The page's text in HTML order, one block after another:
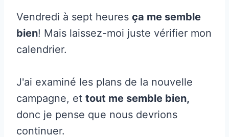
Vendredi à sept heures ça me semble
bien! Mais laissez-moi juste vérifier mon
calendrier.
J'ai examiné les plans de la nouvelle
campagne, et tout me semble bien,
donc je pense que nous devrions
continuer.